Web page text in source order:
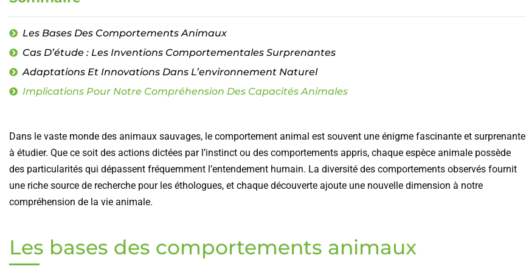
Les Bases Des Comportements Animaux
Cas D’étude : Les Inventions Comportementales Surprenantes
Adaptations Et Innovations Dans L’environnement Naturel
Implications Pour Notre Compréhension Des Capacités Animales
Dans le vaste monde des animaux sauvages, le comportement animal est souvent une énigme fascinante et surprenante
à étudier. Que ce soit des actions dictées par l’instinct ou des comportements appris, chaque espèce animale possède
des particularités qui dépassent fréquemment l’entendement humain. La diversité des comportements observés fournit
une riche source de recherche pour les éthologues, et chaque découverte ajoute une nouvelle dimension à notre
compréhension de la vie animale.
Les bases des comportements animaux